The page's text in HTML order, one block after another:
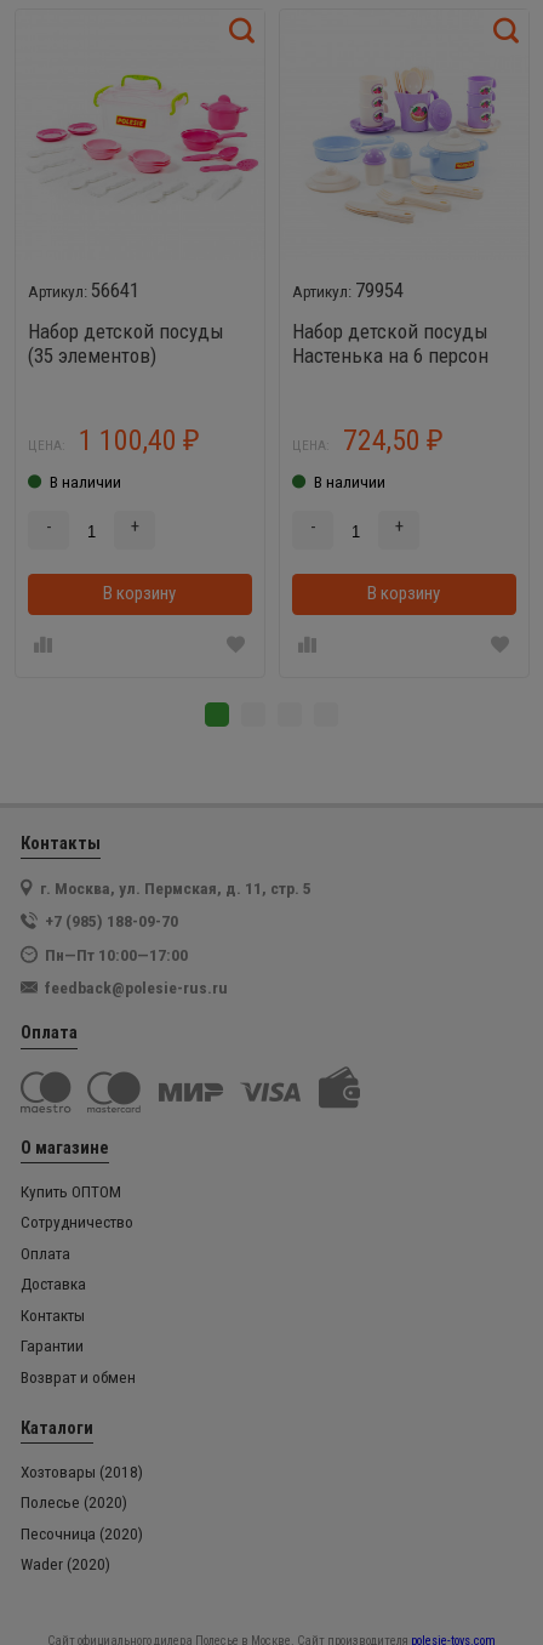
56641
Набор детской посуды
(35 элементов)
ЦЕНА: 1 100,40 ₽
В наличии
- +
В корзину В корзинке
79954
Набор детской посуды
Настенька на 6 персон
ЦЕНА: 724,50 ₽
В наличии
- +
В корзину
Контакты
г. Москва, ул. Пермская, д. 11, стр. 5
+7 (985) 188-09-70
Пн—Пт 10:00—17:00
feedback@polesie-rus.ru
Оплата
О магазине
Купить ОПТОМ
Сотрудничество
Оплата
Доставка
Контакты
Гарантии
Возврат и обмен
Каталоги
Хозтовары (2018)
Полесье (2020)
Песочница (2020)
Wader (2020)
Сайт официального дилера Полесье в Москве. Сайт производителя polesie-toys.com